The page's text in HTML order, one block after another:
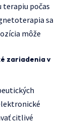
počas
sa
môže
zariadenia v
citlivé